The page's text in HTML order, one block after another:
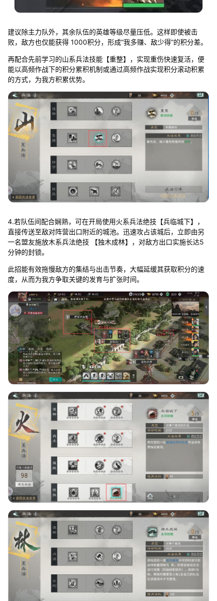
建议除主力队外，其余队伍的英雄等级尽量压低。这样即使被击
败，敌方也仅能获得 1000积分，形成“我多赚、敌少得”的积分差。
再配合先前学习的山系兵法技能【重整】，实现重伤快速复活，便
能以高频作战下的积分累积机制或通过高频作战实现积分滚动积累
的方式，为我方积累优势。
4.若队伍间配合娴熟，可在开局使用火系兵法绝技【兵临城下】，
直接传送至敌对阵营出口附近的城池。迅速攻占该城后，立即由另
一名盟友施放木系兵法绝技 【独木成林】，对敌方出口实施长达5
分钟的封锁。
此招能有效拖慢敌方的集结与出击节奏，大幅延缓其获取积分的速
度，从而为我方争取关键的发育与扩张时间。